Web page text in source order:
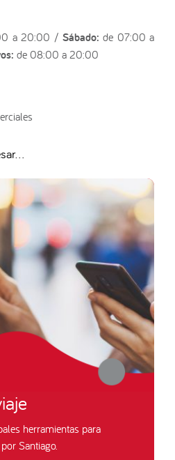
a 20:00 / Sábado: de 07:00 a
de 08:00 a 20:00
herramientas para
Santiago.